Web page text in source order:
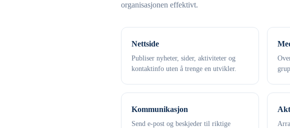
organisasjonen effektivt.
Nettside
Publiser nyheter, sider, aktiviteter og
kontaktinfo uten å trenge en utvikler.
Kommunikasjon
Send e-post og beskjeder til riktige